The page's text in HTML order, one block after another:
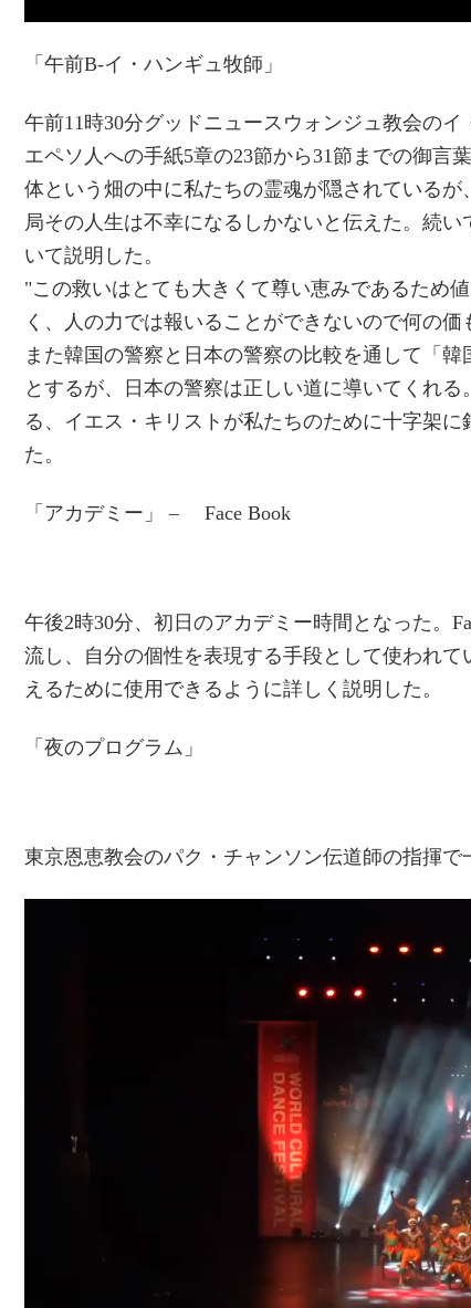
「午前B-イ・ハンギュ牧師」
午前11時30分グッドニュースウォンジュ教会のイ
エペソ人への手紙5章の23節から31節までの御言
体という畑の中に私たちの霊魂が隠されている
局その人生は不幸になるしかないと伝えた。続
いて説明した。
"この救いはとても大きくて尊い恵みであるため
く、人の力では報いることができないので何の価
また韓国の警察と日本の警察の比較を通して「
とするが、日本の警察は正しい道に導いてくれ
る、イエス・キリストが私たちのために十字架
た。
「アカデミー」 – Face Book
午後2時30分、初日のアカデミー時間となった。
流し、自分の個性を表現する手段として使われ
えるために使用できるように詳しく説明した。
「夜のプログラム」
東京恩恵教会のパク・チャンソン伝道師の指揮で